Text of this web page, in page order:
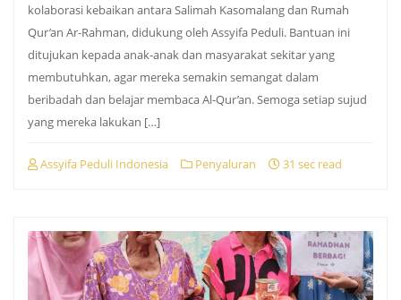
kolaborasi kebaikan antara Salimah Kasomalang dan Rumah
Qur’an Ar-Rahman, didukung oleh Assyifa Peduli. Bantuan ini
ditujukan kepada anak-anak dan masyarakat sekitar yang
membutuhkan, agar mereka semakin semangat dalam
beribadah dan belajar membaca Al-Qur’an. Semoga setiap sujud
yang mereka lakukan […]
Assyifa Peduli Indonesia Penyaluran 31 sec read